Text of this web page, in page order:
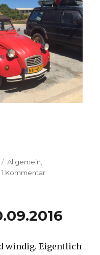
Kategorien
Allgemein
1 Kommentarzu
windig. Eigentlich